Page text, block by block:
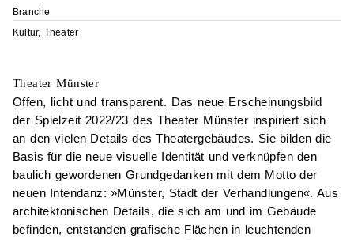
Branche
Kultur, Theater
Theater Münster
Offen, licht und transparent. Das neue Erscheinungsbild
der Spielzeit 2022/23 des Theater Münster inspiriert sich
an denvielen Details des Theatergebäudes. Sie bilden die
Basis für die neue visuelle Identität und verknüpfen den
baulich gewordenen Grundgedanken mit dem Motto der
neuen Intendanz: »Münster, Stadt der Verhandlungen«. Aus
architektonischen Details, die sich am und im Gebäude
befinden, entstanden grafische Flächen in leuchtenden